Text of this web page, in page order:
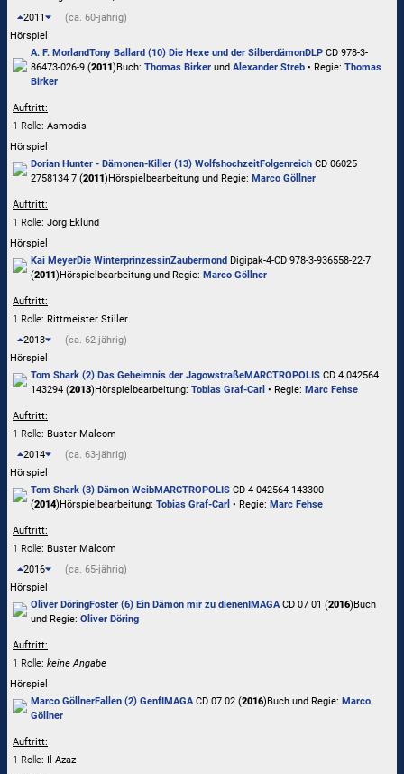
2011
(ca. 60-jährig)
Hörspiel
A. F. MorlandTony Ballard (10) Die Hexe und der SilberdämonDLP CD 978-3-
86473-026-9 (2011)Buch: Thomas Birker und Alexander Streb • Regie: Thomas
Birker
Auftritt:
1 Rolle: Asmodis
Hörspiel
Dorian Hunter - Dämonen-Killer (13) WolfshochzeitFolgenreich CD 06025
2758134 7 (2011)Hörspielbearbeitung und Regie: Marco Göllner
Auftritt:
1 Rolle: Jörg Eklund
Hörspiel
Kai MeyerDie WinterprinzessinZaubermond Digipak-4-CD 978-3-936558-22-7
(2011)Hörspielbearbeitung und Regie: Marco Göllner
Auftritt:
1 Rolle: Rittmeister Stiller
2013
(ca. 62-jährig)
Hörspiel
Tom Shark (2) Das Geheimnis der JagowstraßeMARCTROPOLIS CD 4 042564
143294 (2013)Hörspielbearbeitung: Tobias Graf-Carl • Regie: Marc Fehse
Auftritt:
1 Rolle: Buster Malcom
2014
(ca. 63-jährig)
Hörspiel
Tom Shark (3) Dämon WeibMARCTROPOLIS CD 4 042564 143300
(2014)Hörspielbearbeitung: Tobias Graf-Carl • Regie: Marc Fehse
Auftritt:
1 Rolle: Buster Malcom
2016
(ca. 65-jährig)
Hörspiel
Oliver DöringFoster (6) Ein Dämon mir zu dienenIMAGACD 07 01 (2016)Buch
und Regie: Oliver Döring
Auftritt:
1 Rolle: keine Angabe
Hörspiel
Marco GöllnerFallen (2) GenfIMAGACD 07 02 (2016)Buch und Regie: Marco
Göllner
Auftritt:
1 Rolle: Il-Azaz